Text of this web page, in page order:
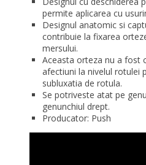
permite aplicarea cu
Designul anatomic si
contribuie la fixarea
mersului.
Aceasta orteza nu a fost
afectiuni la nivelul rotulei
subluxatia de rotula.
Se potriveste atat pe
genunchiul drept.
Producator: Push